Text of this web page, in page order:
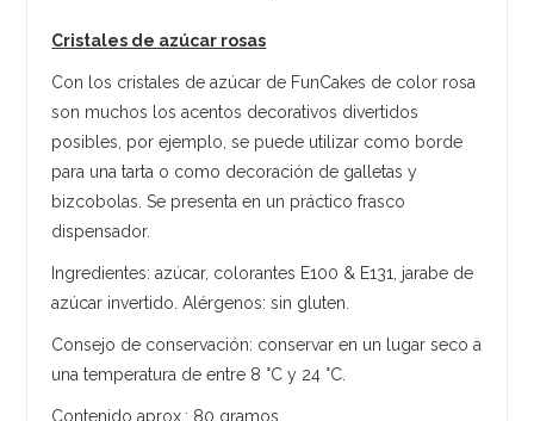
Cristales de azúcar rosas
Con los cristales de azúcar de FunCakes de color rosa
son muchos los acentos decorativos divertidos
posibles, por ejemplo, se puede utilizar como borde
para una tarta o como decoración de galletas y
bizcobolas. Se presenta en un práctico frasco
dispensador.
Ingredientes: azúcar, colorantes E100 & E131, jarabe de
azúcar invertido. Alérgenos: sin gluten.
Consejo de conservación: conservar en un lugar seco a
una temperatura de entre 8 °C y 24 °C.
Contenido aprox.: 80 gramos.